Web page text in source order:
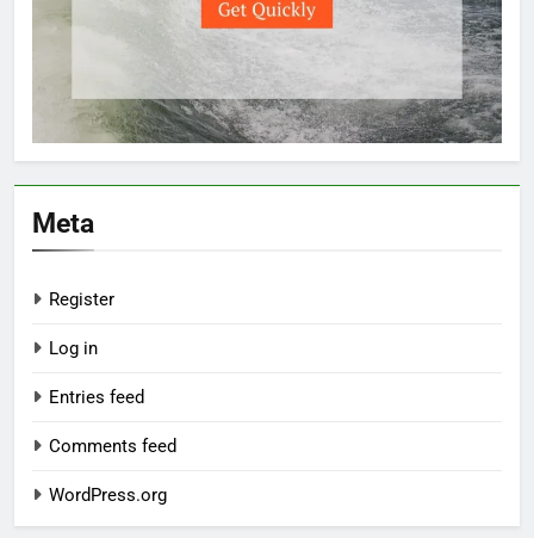
Meta
Register
Log in
Entries feed
Comments feed
WordPress.org